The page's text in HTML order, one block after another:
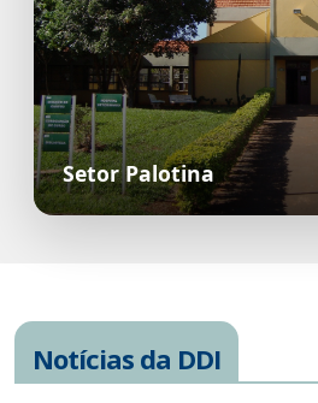
Setor Palotina
Notícias da DDI